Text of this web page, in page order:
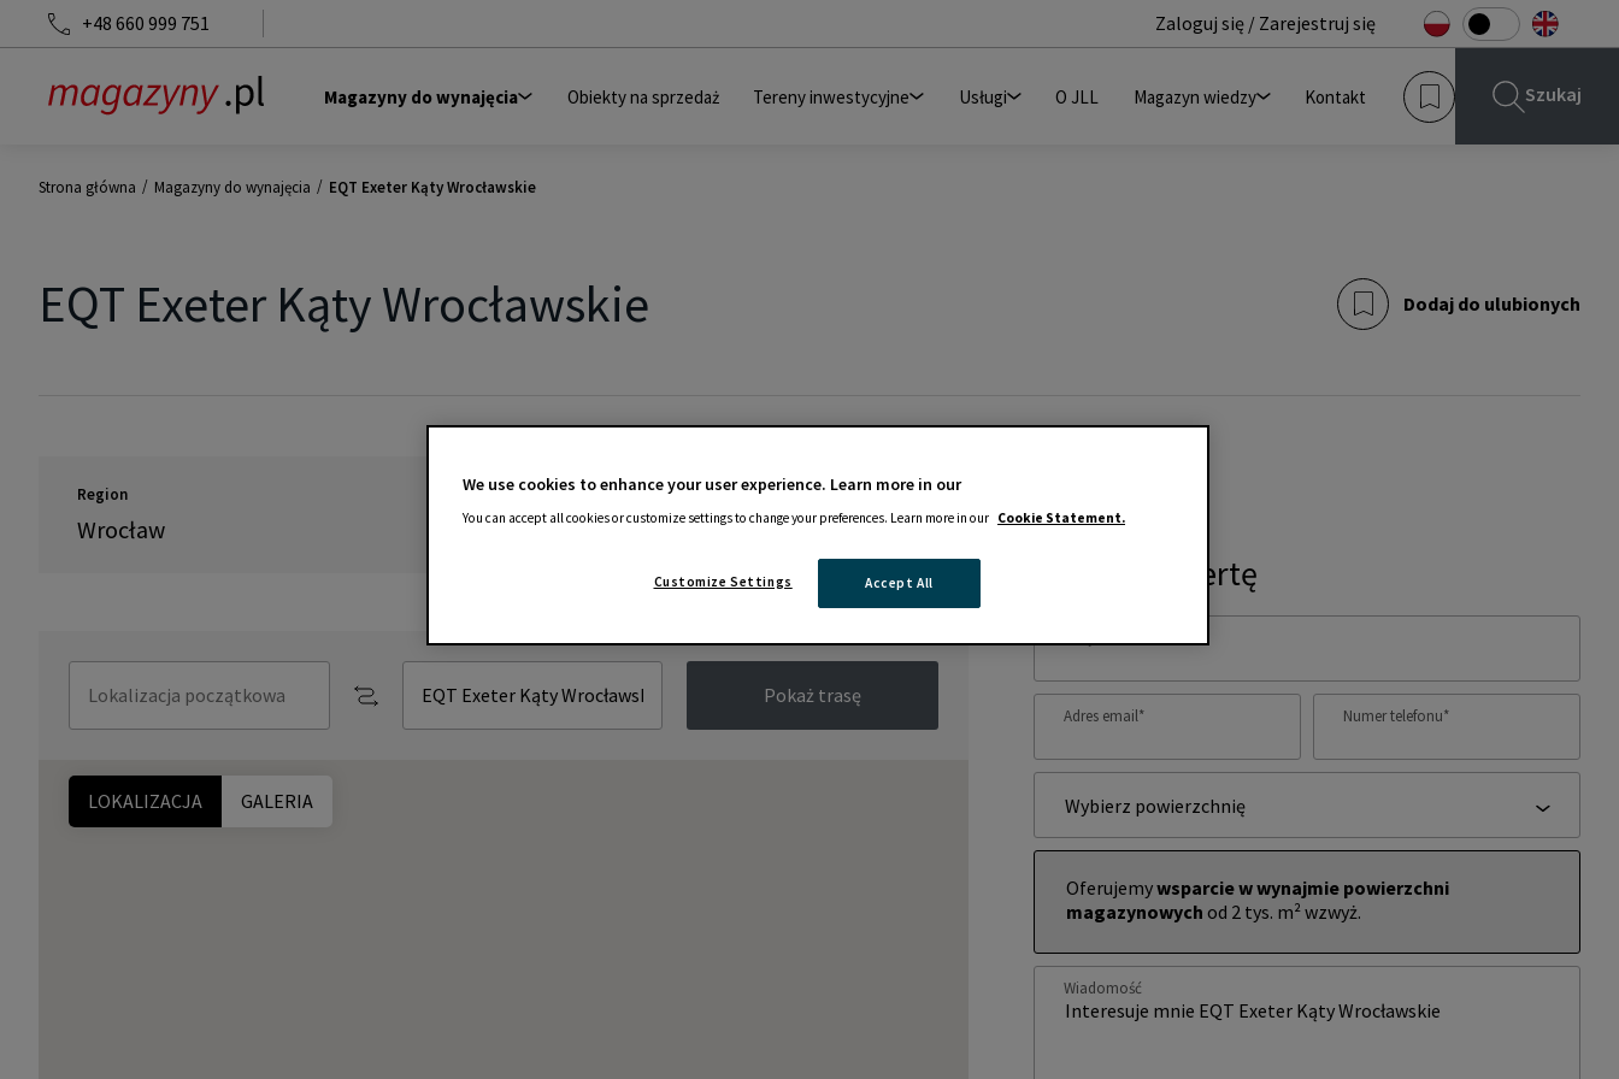
+48 660 999 751 Zaloguj się / Zarejestruj się
Magazyny do wynajęcia Obiekty na sprzedaż Tereny inwestycyjne Usługi O JLL Magazyn wiedzy Kontakt Szukaj
Strona główna / Magazyny do wynajęcia / EQT Exeter Kąty Wrocławskie
EQT Exeter Kąty Wrocławskie Dodaj do ulubionych
Region
Wrocław
LOKALIZACJA GALERIA
Pokaż trasę
Zapytaj o ofertę
Adres email* Numer telefonu*
Wybierz powierzchnię
Oferujemywsparcie w wynajmie powierzchni
magazynowych od 2 tys. m² wzwyż.
Wiadomość
We use cookies to enhance your user experience. Learn more in our
You can accept all cookies or customize settings to change your preferences. Learn more in our Cookie Statement.
Accept All
Customize Settings